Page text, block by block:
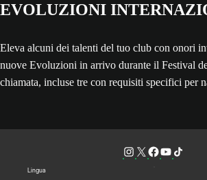
EVOLUZIONI
Eleva alcuni dei talenti del tuo club con onori
nuove Evoluzioni in arrivo durante il Festival
chiamata, incluse tre con requisiti specifici per
Lingua